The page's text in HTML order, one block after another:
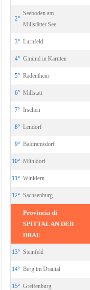
2°
Seeboden am
Millstätter See
3° Lurnfeld
4° Gmünd in Kärnten
5° Radenthein
6° Millstatt
7° Irschen
8° Lendorf
9° Baldramsdorf
10° Mühldorf
11° Winklern
12° Sachsenburg
Provincia di
SPITTAL AN DER
DRAU
13° Steinfeld
14° Berg im Drautal
15° Greifenburg